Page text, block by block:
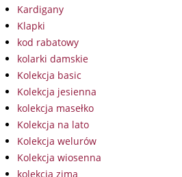
Kardigany
Klapki
kod rabatowy
kolarki damskie
Kolekcja basic
Kolekcja jesienna
kolekcja masełko
Kolekcja na lato
Kolekcja welurów
Kolekcja wiosenna
kolekcja zima